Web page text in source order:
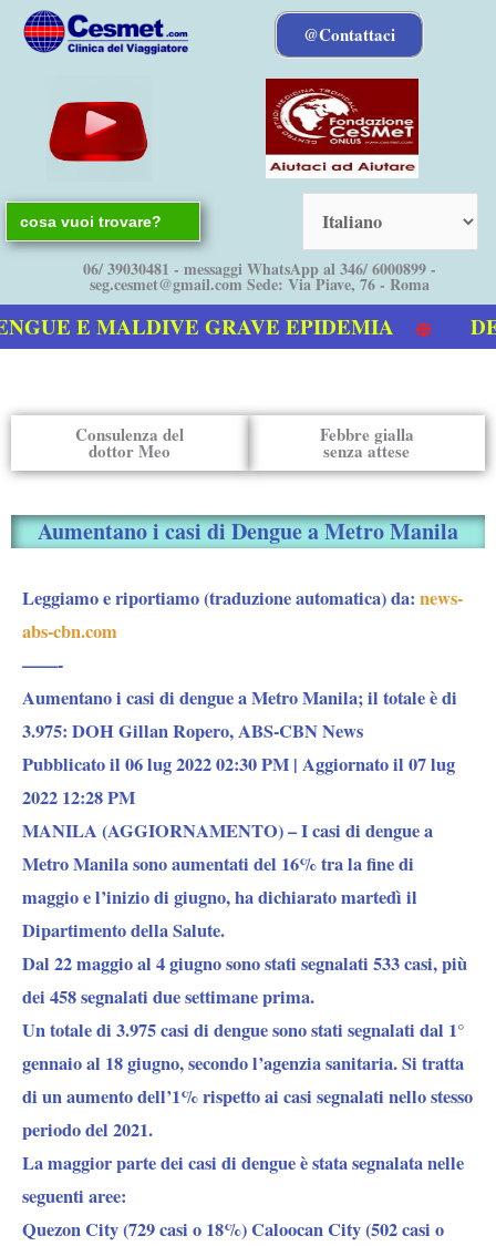
@Contattaci
Search
for:
06/ 39030481 - messaggi WhatsApp al 346/ 6000899 -
seg.cesmet@gmail.com Sede: Via Piave, 76 - Roma
E MALDIVE GRAVE EPIDEMIA
Consulenza del
dottor Meo
Febbre gialla
senza attese
Aumentano i casi di Dengue a Metro Manila
Leggiamo e riportiamo (traduzione automatica) da: news-
abs-cbn.com
——-
Aumentano i casi di dengue a Metro Manila; il totale è di
3.975: DOH Gillan Ropero, ABS-CBN News
Pubblicato il 06 lug 2022 02:30 PM | Aggiornato il 07 lug
2022 12:28 PM
MANILA (AGGIORNAMENTO) – I casi di dengue a
Metro Manila sono aumentati del 16% tra la fine di
maggio e l’inizio di giugno, ha dichiarato martedì il
Dipartimento della Salute.
Dal 22 maggio al 4 giugno sono stati segnalati 533 casi, più
dei 458 segnalati due settimane prima.
Un totale di 3.975 casi di dengue sono stati segnalati dal 1°
gennaio al 18 giugno, secondo l’agenzia sanitaria. Si tratta
di un aumento dell’1% rispetto ai casi segnalati nello stesso
periodo del 2021.
La maggior parte dei casi di dengue è stata segnalata nelle
seguenti aree:
Quezon City (729 casi o 18%) Caloocan City (502 casi o